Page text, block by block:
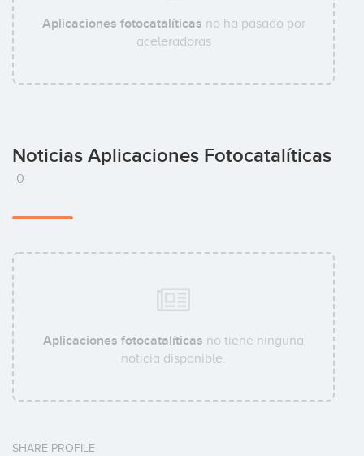
Aplicaciones fotocatalíticas no ha pasado por
aceleradoras
Noticias Aplicaciones Fotocatalíticas
0
Aplicaciones fotocatalíticas no tiene ninguna
noticia disponible.
SHARE PROFILE